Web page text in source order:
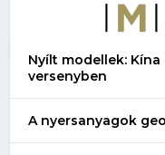
Nyílt modellek:
versenyben
A nyersanyagok